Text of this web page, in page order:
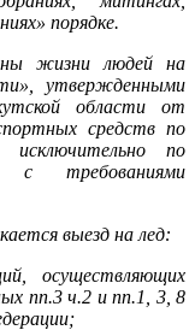
порядке.
жизни людей на
утвержденными
области от
средств по
исключительно по
с требованиями
выезд на лед:
осуществляющих
пп.3 ч.2 и пп.1, 3, 8